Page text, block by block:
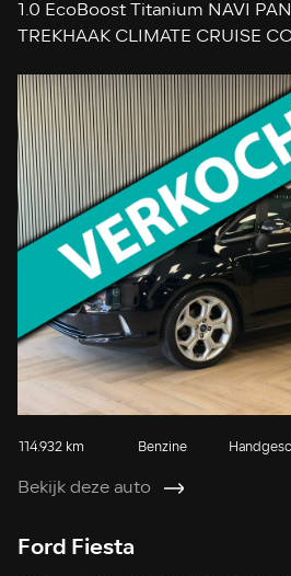
1.0 EcoBoost Titanium NAVI
TREKHAAK CLIMATE CRUISE
114.932 km Benzine
Bekijk deze auto
Ford Fiesta